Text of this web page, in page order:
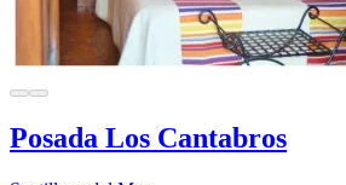
Posada Los Cantabros